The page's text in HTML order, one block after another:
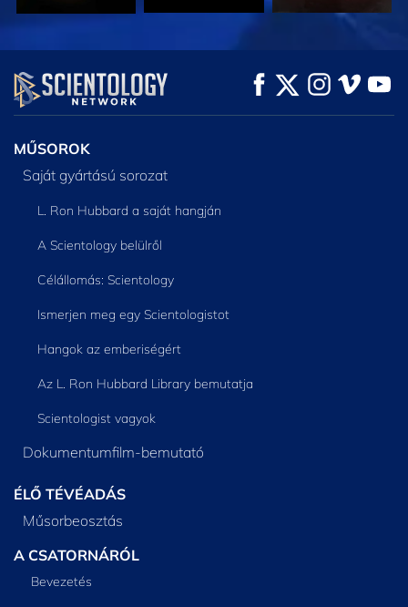
MŰSORNÉZÉS MŰSORNÉZÉS
A SOROZAT
RÉSZEI
MŰSOROK
Saját gyártású sorozat
L. Ron Hubbard a saját hangján
A Scientology belülről
Célállomás: Scientology
Ismerjen meg egy Scientologistot
Hangok az emberiségért
Az L. Ron Hubbard Library bemutatja
Scientologist vagyok
Dokumentumfilm-bemutató
ÉLŐ TÉVÉADÁS
Műsorbeosztás
A CSATORNÁRÓL
Bevezetés